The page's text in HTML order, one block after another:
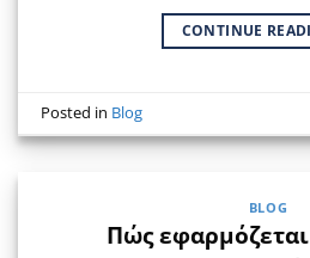
CONTINUE
Posted in Blog
BLOG
Πώς